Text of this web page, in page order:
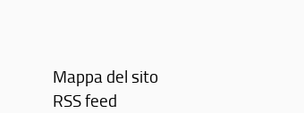
Mappa del sito
RSS feed